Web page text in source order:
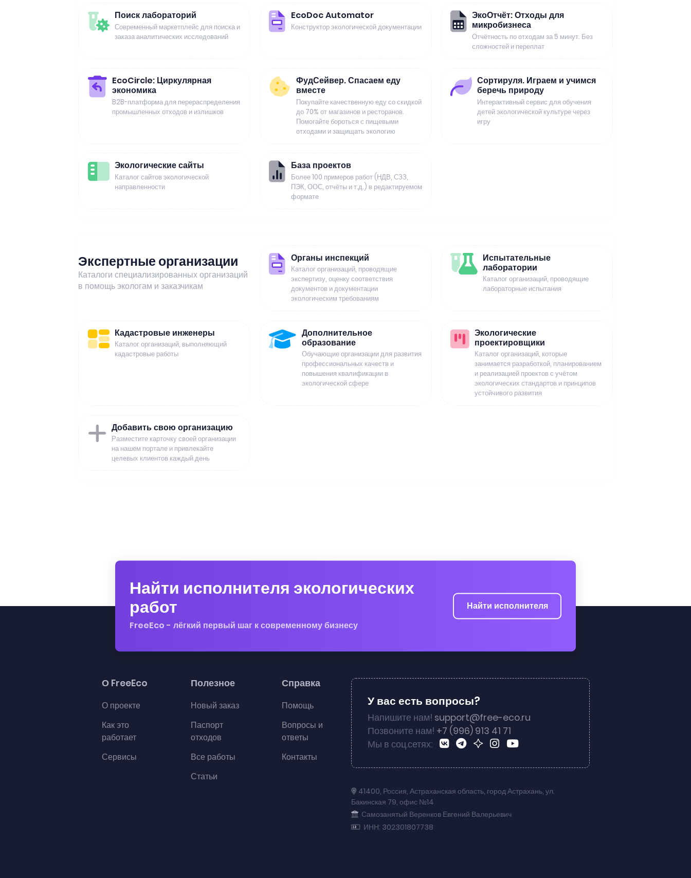
Поиск лабораторий
Современный маркетплейс для поиска и
заказа аналитических исследований
EcoDoc Automator
Конструктор экологической документации
ЭкоОтчёт: Отходы для
микробизнеса
Отчётность по отходам за 5 минут. Без
сложностей и переплат
EcoCircle: Циркулярная
экономика
B2B-платформа для перераспределения
промышленных отходов и излишков
ФудСейвер. Спасаем еду
вместе
Покупайте качественную еду со скидкой
до 70% от магазинов и ресторанов.
Помогайте бороться с пищевыми
отходами и защищать экологию
Сортируля. Играем и учимся
беречь природу
Интерактивный сервис для обучения
детей экологической культуре через
игру
Экологические сайты
Каталог сайтов экологической
направленности
База проектов
Более 100 примеров работ (НДВ, СЗЗ,
ПЭК, ООС, отчёты и т.д.) в редактируемом
формате
Экспертные организации
Каталоги специализированных организаций
в помощь экологам и заказчикам
Органы инспекций
Каталог организаций, проводящие
экспертизу, оценку соответствия
документов и документации
экологическим требованиям
Испытательные
лаборатории
Каталог организаций, проводящие
лабораторные испытания
Кадастровые инженеры
Каталог организаций, выполняющий
кадастровые работы
Дополнительное
образование
Обучающие организации для развития
профессиональных качеств и
повышения квалификации в
экологической сфере
Экологические
проектировщики
Каталог организаций, которые
занимается разработкой, планированием
и реализацией проектов с учётом
экологических стандартов и принципов
устойчивого развития
Добавить свою организацию
Разместите карточку своей организации
на нашем портале и привлекайте
целевых клиентов каждый день
Найти исполнителя экологических
работ
FreeEco - лёгкий первый шаг к современному бизнесу
Найти исполнителя
О FreeEco
О проекте
Как это
работает
Сервисы
Полезное
Новый заказ
Паспорт
отходов
Все работы
Статьи
Справка
Помощь
Вопросы и
ответы
Контакты
У вас есть вопросы?
Напишите нам! support@free-eco.ru
Позвоните нам! +7 (996) 913 41 71
Мы в соц.сетях:
41400, Россия, Астраханская область, город Астрахань, ул.
Бакинская 79, офис №14
Самозанятый Веренков Евгений Валерьевич
ИНН: 302301807738